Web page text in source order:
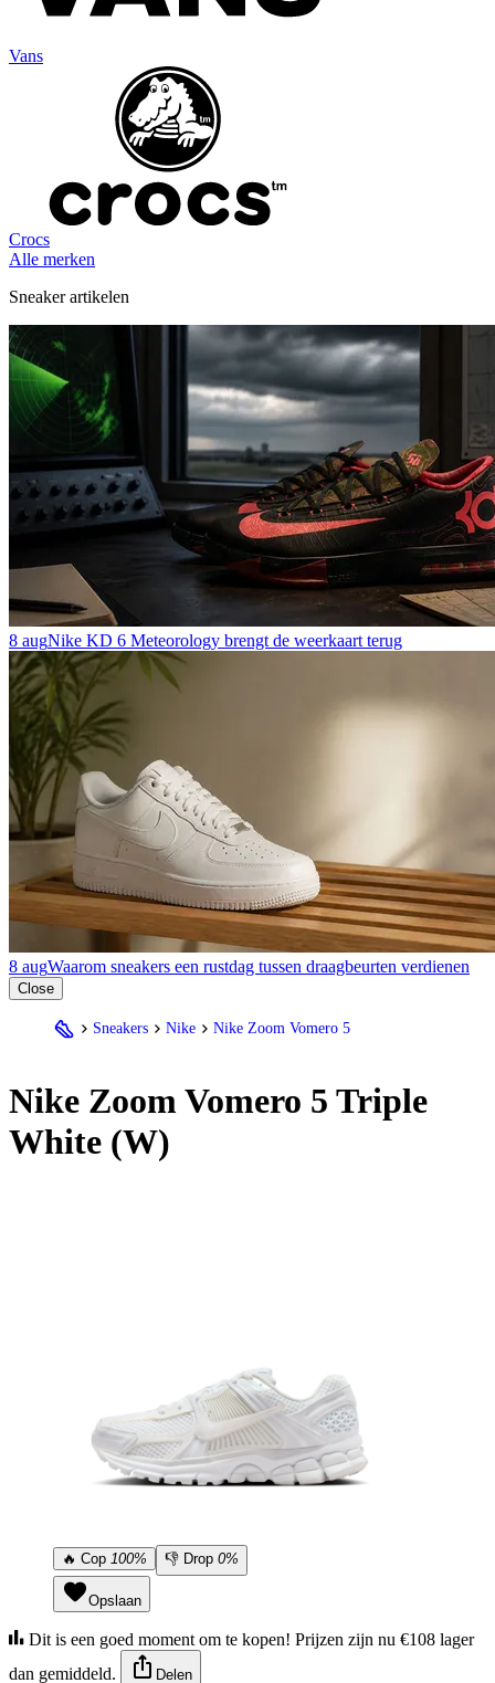
Vans
Crocs
Alle merken
Sneaker artikelen
8 augNike KD 6 Meteorology brengt de weerkaart terug
8 augWaarom sneakers een rustdag tussen draagbeurten verdienen
Close
Sneakers Nike Nike Zoom Vomero 5
Nike Zoom Vomero 5 Triple
White (W)
🔥 Cop 100% 👎 Drop 0%
Opslaan
Dit is een goed moment om te kopen! Prijzen zijn nu €108 lager
dan gemiddeld.
Delen